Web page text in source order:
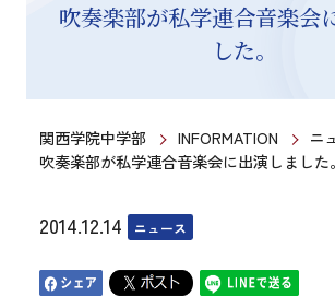
吹奏楽部が私学連合音楽会
した。
関西学院中学部 INFORMATION
ニ
吹奏楽部が私学連合音楽会に出演しました。
2014.12.14 ニュース